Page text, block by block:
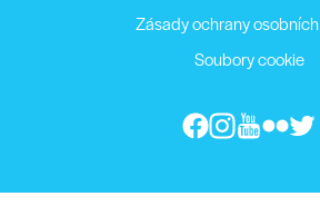
Zásady ochrany
Soubory cookie